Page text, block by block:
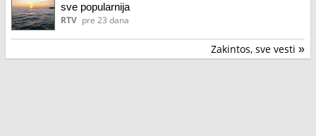
sve popularnija
RTV pre 23 dana
Zakintos, sve vesti »